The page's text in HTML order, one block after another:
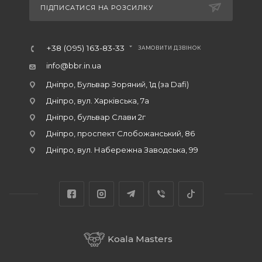
ПІДПИСАТИСЯ НА РОЗСИЛКУ
+38 (095) 163-83-33 ЗАМОВИТИ ДЗВІНОК
info@bbr.in.ua
Дніпро, Бульвар Зоряний, 1д (за Dafi)
Дніпро, вул. Харківська, 7а
Дніпро, бульвар Слави 2г
Дніпро, проспект Слобожанський, 86
Дніпро, вул. Набережна Заводська, 99
Koala Masters